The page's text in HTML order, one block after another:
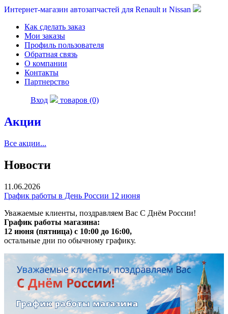
Интернет-магазин автозапчастей для Renault и Nissan
Как сделать заказ
Мои заказы
Профиль пользователя
Обратная связь
О компании
Контакты
Партнерство
Вход товаров (0)
Акции
Все акции...
Новости
11.06.2026
График работы в День России 12 июня
Уважаемые клиенты, поздравляем Вас С Днём России!
График работы магазина:
12 июня (пятница) с 10:00 до 16:00,
остальные дни по обычному графику.